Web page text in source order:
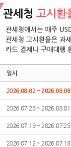
일시
2026.08.02 ~ 2026.08.08
2026.07.26 ~ 2026.08.01
2026.07.19 ~ 2026.07.25
2026.07.12 ~ 2026.07.18